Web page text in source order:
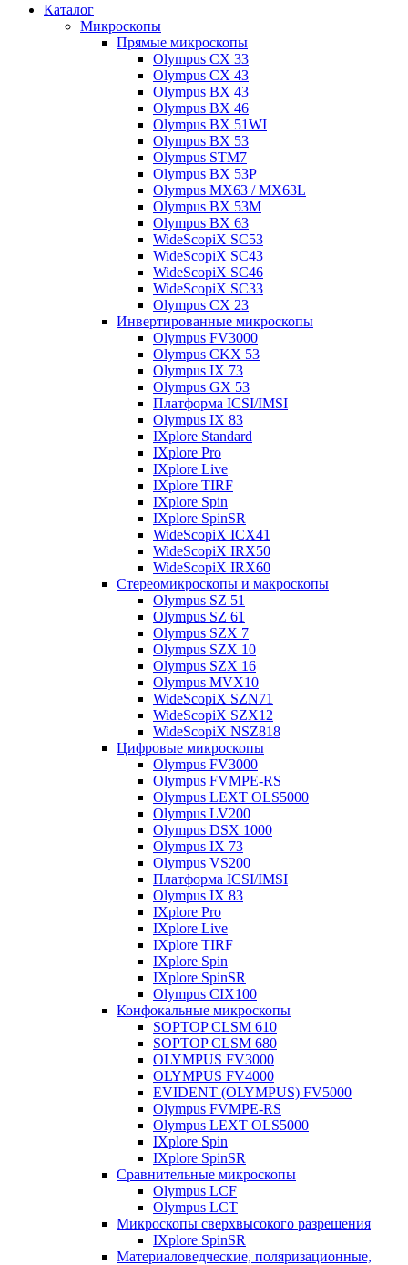
Каталог
Микроскопы
Прямые микроскопы
Olympus CX 33
Olympus CX 43
Olympus BX 43
Olympus BX 46
Olympus BX 51WI
Olympus BX 53
Olympus STM7
Olympus BX 53P
Olympus MX63 / MX63L
Olympus BX 53M
Olympus BX 63
WideScopiX SC53
WideScopiX SC43
WideScopiX SC46
WideScopiX SC33
Olympus CX 23
Инвертированные микроскопы
Olympus FV3000
Olympus CKX 53
Olympus IX 73
Olympus GX 53
Платформа ICSI/IMSI
Olympus IX 83
IXplore Standard
IXplore Pro
IXplore Live
IXplore TIRF
IXplore Spin
IXplore SpinSR
WideScopiX ICX41
WideScopiX IRX50
WideScopiX IRX60
Стереомикроскопы и макроскопы
Olympus SZ 51
Olympus SZ 61
Olympus SZX 7
Olympus SZX 10
Olympus SZX 16
Olympus MVX10
WideScopiX SZN71
WideScopiX SZX12
WideScopiX NSZ818
Цифровые микроскопы
Olympus FV3000
Olympus FVMPE-RS
Olympus LEXT OLS5000
Olympus LV200
Olympus DSX 1000
Olympus IX 73
Olympus VS200
Платформа ICSI/IMSI
Olympus IX 83
IXplore Pro
IXplore Live
IXplore TIRF
IXplore Spin
IXplore SpinSR
Olympus CIX100
Конфокальные микроскопы
SOPTOP CLSM 610
SOPTOP CLSM 680
OLYMPUS FV3000
OLYMPUS FV4000
EVIDENT (OLYMPUS) FV5000
Olympus FVMPE-RS
Olympus LEXT OLS5000
IXplore Spin
IXplore SpinSR
Сравнительные микроскопы
Olympus LCF
Olympus LCT
Микроскопы сверхвысокого разрешения
IXplore SpinSR
Материаловедческие, поляризационные,